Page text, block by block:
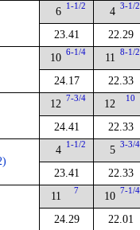
6 1-1/2
23.41
4 3-1/2
22.29
10 6-1/4
24.17
11 8-1/2
22.33
12 7-3/4
24.41
12 10
22.33
4 1-1/2
23.41
5 3-3/4
22.33
11 7
24.29
10 7-1/4
22.01